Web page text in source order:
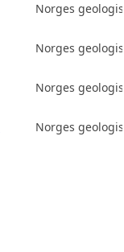
Norges
Norges
Norges
Norges